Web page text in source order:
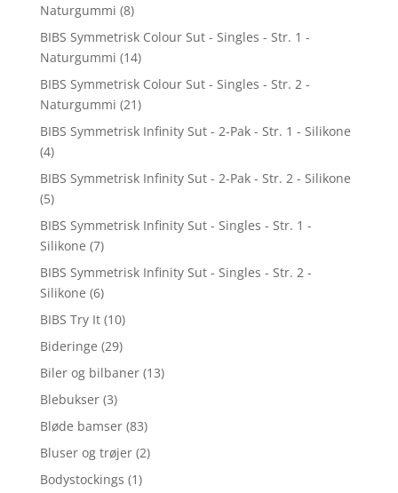
Naturgummi (8)
BIBS Symmetrisk Colour Sut - Singles - Str. 1 -
Naturgummi (14)
BIBS Symmetrisk Colour Sut - Singles - Str. 2 -
Naturgummi (21)
BIBS Symmetrisk Infinity Sut - 2-Pak - Str. 1 - Silikone
(4)
BIBS Symmetrisk Infinity Sut - 2-Pak - Str. 2 - Silikone
(5)
BIBS Symmetrisk Infinity Sut - Singles - Str. 1 -
Silikone (7)
BIBS Symmetrisk Infinity Sut - Singles - Str. 2 -
Silikone (6)
BIBS Try It (10)
Bideringe (29)
Biler og bilbaner (13)
Blebukser (3)
Bløde bamser (83)
Bluser og trøjer (2)
Bodystockings (1)